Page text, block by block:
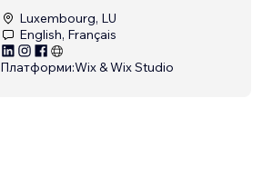
Luxembourg, LU
English, Français
Платформи:Wix & Wix Studio